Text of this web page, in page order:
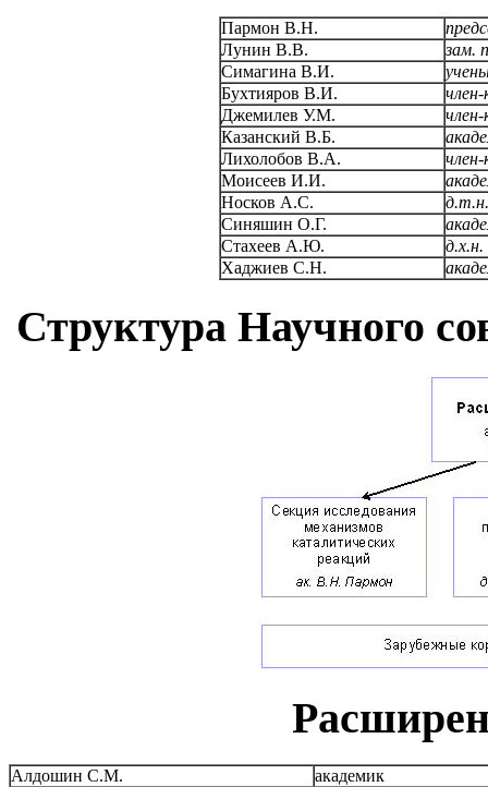
Пармон В.Н.
Лунин В.В.
зам.
Симагина В.И.
Бухтияров В.И.
член-
Джемилев У.М.
член-
Казанский В.Б.
Лихолобов В.А.
Моисеев И.И.
Носков А.С.
д.т.н.
Синяшин О.Г.
Стахеев А.Ю.
д.х.н.
Хаджиев С.Н.
Структура Научного
Алдошин С.М.
академик